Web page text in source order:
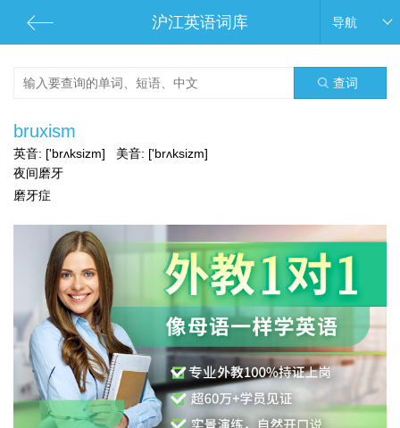
沪江英语词库 导航
查词
bruxism
英音: ['brʌksizm] 美音: ['brʌksizm]
夜间磨牙
磨牙症